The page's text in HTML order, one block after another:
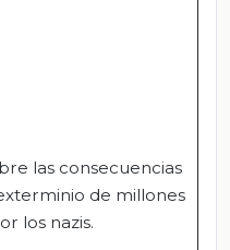
las consecuencias
de millones
los nazis.